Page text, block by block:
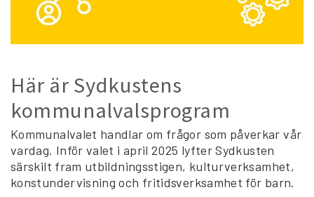
Här är Sydkustens
kommunalvalsprogram
Kommunalvalet handlar om frågor som påverkar vår
vardag. Inför valet i april 2025 lyfter Sydkusten
särskilt fram utbildningsstigen, kulturverksamhet,
konstundervisning och fritidsverksamhet för barn.